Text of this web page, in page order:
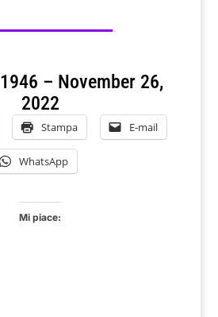
– November 26,
2022
Stampa E-mail
WhatsApp
Mi piace: